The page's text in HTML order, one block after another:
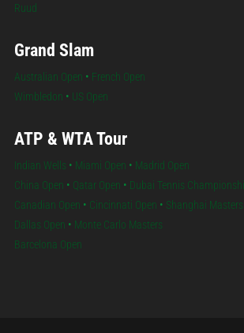
Ruud
Grand Slam
Australian Open • French Open
Wimbledon • US Open
ATP & WTA Tour
Indian Wells • Miami Open • Madrid Open
China Open • Qatar Open • Dubai Tennis
Canadian Open • Cincinnati Open • Shanghai Masters
Dallas Open • Monte Carlo Masters
Barcelona Open